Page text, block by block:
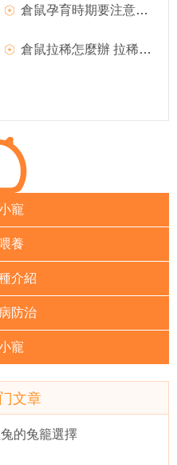
倉鼠孕育時期要注意的事項
倉鼠拉稀怎麼辦 拉稀的倉鼠應該怎麼辦
寵
養
介紹
防治
寵
文章
的兔籠選擇